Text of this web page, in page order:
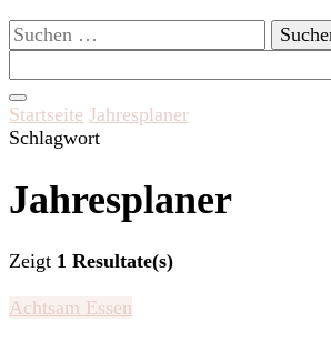
Suchen
nach:
Startseite Jahresplaner
Schlagwort
Jahresplaner
Zeigt 1 Resultate(s)
Achtsam Essen